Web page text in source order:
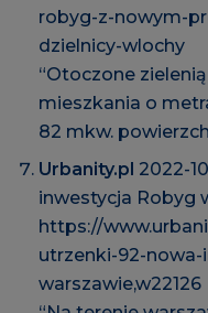
robyg-z-nowym-
dzielnicy-wlochy
“Otoczone
mieszkania o
82 mkw.
Urbanity.pl 2022-
inwestycja Robyg
https://
utrzenki-92-
warszawie,w22126